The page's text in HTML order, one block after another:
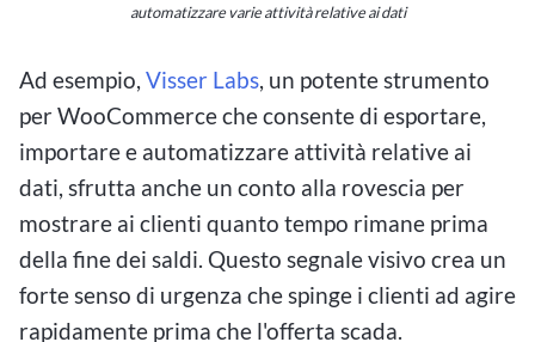
automatizzare varie attività relative ai dati
Ad esempio, Visser Labs, un potente strumento
per WooCommerce che consente di esportare,
importare e automatizzare attività relative ai
dati, sfrutta anche un conto alla rovescia per
mostrare ai clienti quanto tempo rimane prima
della fine dei saldi. Questo segnale visivo crea un
forte senso di urgenza che spinge i clienti ad agire
rapidamente prima che l'offerta scada.